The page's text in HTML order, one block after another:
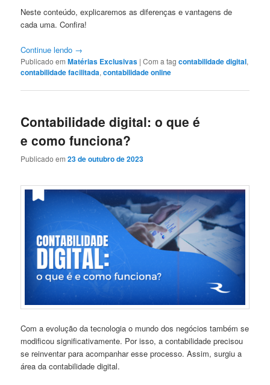
Neste conteúdo, explicaremos as diferenças e vantagens de
cada uma. Confira!
Continue lendo →
Publicado em Matérias Exclusivas |Com a tagcontabilidade digital,
contabilidade facilitada,contabilidade online
Contabilidade digital: o que é
e como funciona?
Publicado em23 de outubro de 2023
Com a evolução da tecnologia o mundo dos negócios também se
modificou significativamente. Por isso, a contabilidade precisou
se reinventar para acompanhar esse processo. Assim, surgiu a
área da contabilidade digital.